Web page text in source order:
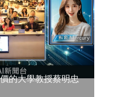
的大學教授蔡明忠